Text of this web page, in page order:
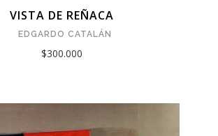
VISTA DE REÑACA
EDGARDO CATALÁN
$300.000